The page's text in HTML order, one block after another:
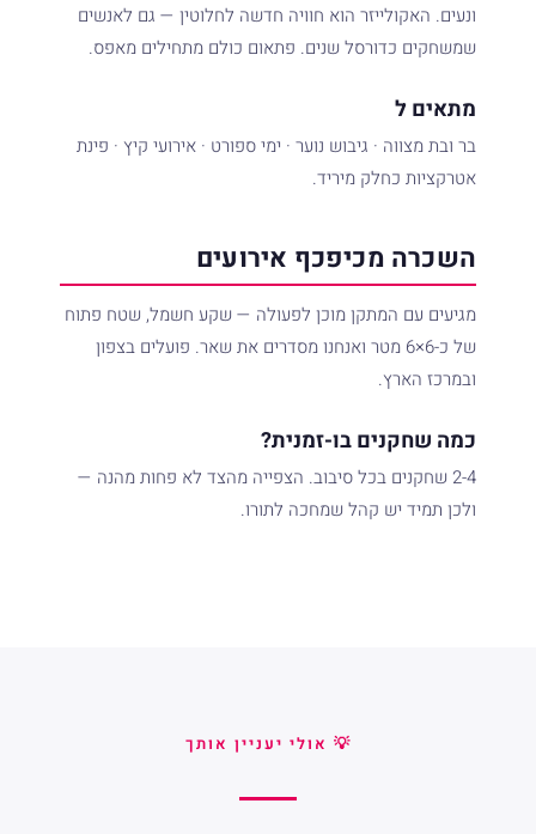
ונעים. האקולייזר הוא חוויה חדשה לחלוטין — גם לאנשים
שמשחקים כדורסל שנים. פתאום כולם מתחילים מאפס.
מתאים ל
בר ובת מצווה · גיבוש נוער · ימי ספורט · אירועי קיץ · פינת
אטרקציות כחלק מיריד.
השכרה מכיפכף אירועים
מגיעים עם המתקן מוכן לפעולה — שקע חשמל, שטח פתוח
של כ-6×6 מטר ואנחנו מסדרים את שאר. פועלים בצפון
ובמרכז הארץ.
כמה שחקנים בו-זמנית?
2-4 שחקנים בכל סיבוב. הצפייה מהצד לא פחות מהנה —
ולכן תמיד יש קהל שמחכה לתורו.
💡 אולי יעניין אותך